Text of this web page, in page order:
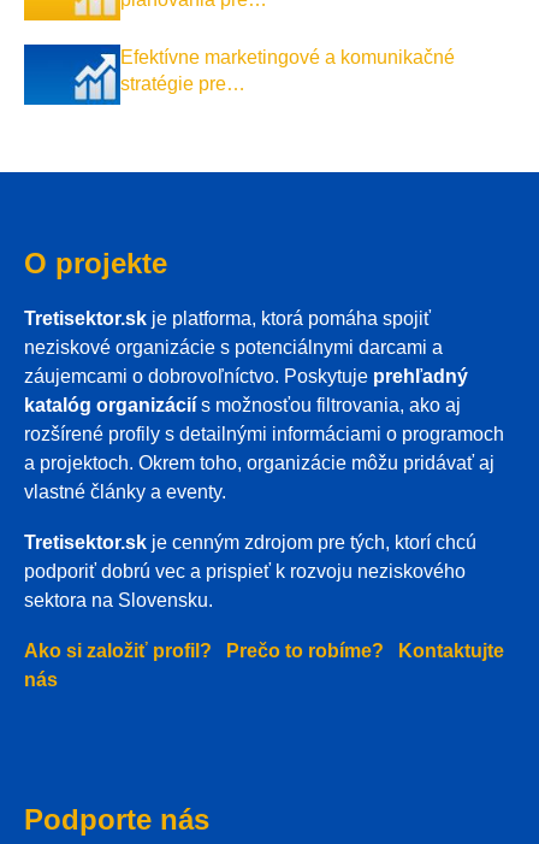
Efektívne marketingové a komunikačné
stratégie pre…
O projekte
Tretisektor.sk je platforma, ktorá pomáha spojiť
neziskové organizácie s potenciálnymi darcami a
záujemcami o dobrovoľníctvo. Poskytuje prehľadný
katalóg organizácií s možnosťou filtrovania, ako aj
rozšírené profily s detailnými informáciami o programoch
a projektoch. Okrem toho, organizácie môžu pridávať aj
vlastné články a eventy.
Tretisektor.sk je cenným zdrojom pre tých, ktorí chcú
podporiť dobrú vec a prispieť k rozvoju neziskového
sektora na Slovensku.
Ako si založiť profil? Prečo to robíme?
Kontaktujte
nás
Podporte nás